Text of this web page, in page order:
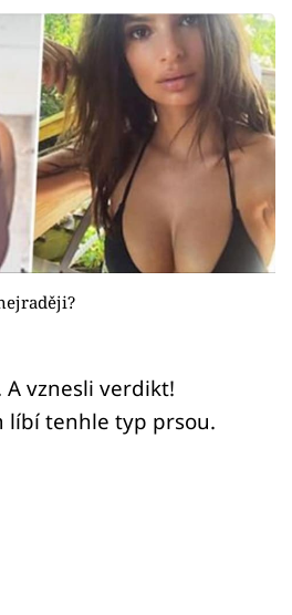
vznesli verdikt!
líbí tenhle typ prsou.